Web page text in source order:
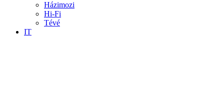
Házimozi
Hi-Fi
Tévé
IT